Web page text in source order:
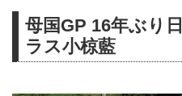
母国GP 16年ぶり
ラス小椋藍